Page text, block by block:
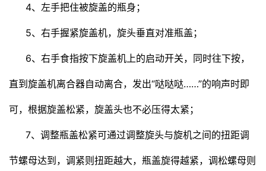
4、左手把住被旋盖的瓶身；
5、右手握紧旋盖机，旋头垂直对准瓶盖；
6、右手食指按下旋盖机上的启动开关，同时往下按，
直到旋盖机离合器自动离合，发出“哒哒哒……”的响声时即
可，根据旋盖松紧，旋盖头也不必压得太紧；
7、调整瓶盖松紧可通过调整旋头与旋机之间的扭距调
节螺母达到，调紧则扭距越大，瓶盖旋得越紧，调松螺母则